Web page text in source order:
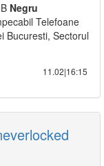
Negru
Telefoane
Bucuresti, Sectorul
11.02|16:15